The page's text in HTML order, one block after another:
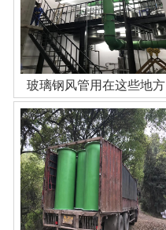
玻璃钢风管用在这些地方